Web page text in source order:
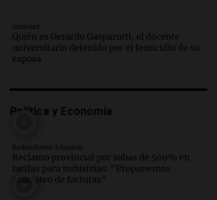
Audio.
continuidad de Leonel Scaloni como
técnico de la selección argentina
rechazan ley de inviolabilidad de la
Panorama Federal
vigilia por San Cayetano en Buenos Aires
por el Día del Santo
Noticias
Episodios
Sociedad
Quién es Gerardo Gasparutti, el docente
universitario detenido por el femicidio de su
esposa
Política y Economía
Radioinforme 3 Rosario
Reclamo provincial por subas de 500% en
tarifas para industrias: "Proponemos
prorrateo de facturas"